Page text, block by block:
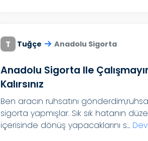
T Tuğçe Anadolu Sigorta
Anadolu Sigorta Ile
Kalırsınız
Ben aracın ruhsatını
sigorta yapmışlar. Sık sık hatanın
içerisinde dönüş yapacaklarını s...